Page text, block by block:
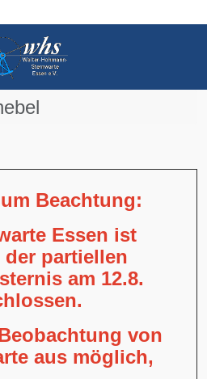
Beachtung:
Essen ist
der partiellen
am 12.8.
von
aus möglich,